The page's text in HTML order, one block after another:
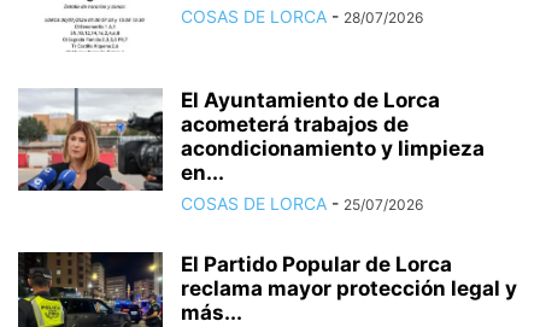
COSAS DE LORCA - 28/07/2026
El Ayuntamiento de Lorca
acometerá trabajos de
acondicionamiento y limpieza
en...
COSAS DE LORCA - 25/07/2026
El Partido Popular de Lorca
reclama mayor protección legal y
más...